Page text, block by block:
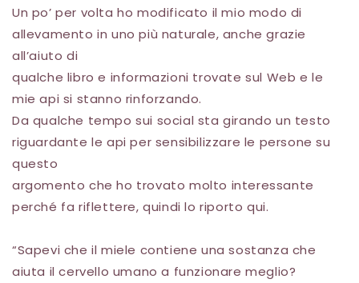
Un po’ per volta ho modificato il mio modo di
allevamento in uno più naturale, anche grazie
all’aiuto di
qualche libro e informazioni trovate sul Web e le
mie api si stanno rinforzando.
Da qualche tempo sui social sta girando un testo
riguardante le api per sensibilizzare le persone su
questo
argomento che ho trovato molto interessante
perché fa riflettere, quindi lo riporto qui.
“Sapevi che il miele contiene una sostanza che
aiuta il cervello umano a funzionare meglio?